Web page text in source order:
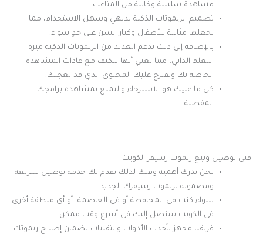
مشاهدة سلسة وخالية من المتاعب.
تصميم الريموتات الذكية بديهي وسهل الاستخدام، مما
يجعلها مثالية للأطفال وكبار السن على حدٍ سواء.
بالإضافة إلى ذلك تدعم العديد من الريموتات الذكية ميزة
التعلم الذاتي، مما يعني أنها تتكيف مع عادات المشاهدة
الخاصة بك وتقترح عليك المحتوى الذي قد يعجبك.
كل ما عليك هو الاسترخاء والتمتع بمشاهدة برامجك
المفضلة.
فني توصيل وبيع ريموت رسيفر الكويت
نحن ندرك أهمية وقتك لذلك نقدم لك خدمة توصيل سريعة
ومضمونة لريموت رسيفرك الجديد.
سواء كنت في المحافظة أو في العاصمة أو أي منطقة أخرى
في الكويت سنصل إليك في أسرع وقت ممكن.
فريقنا مجهز بأحدث الأدوات والتقنيات لضمان إصلاح ريموتك